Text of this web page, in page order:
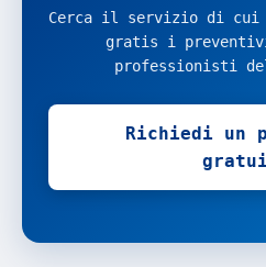
Cerca il servizio di cui
gratis i
professionisti
Richiedi un